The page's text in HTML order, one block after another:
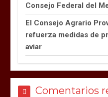
Consejo Federal del
El Consejo Agrario
refuerza medidas de
aviar
Comentarios